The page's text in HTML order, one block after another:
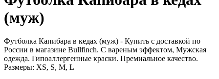
(муж)
Футболка Капибара в кедах (муж) - Купить с доставкой по
России в магазине Bullfinch. С вареным эффектом, Мужская
одежда. Гипоаллергенные краски. Премиальное качество.
Размеры: XS, S, M, L